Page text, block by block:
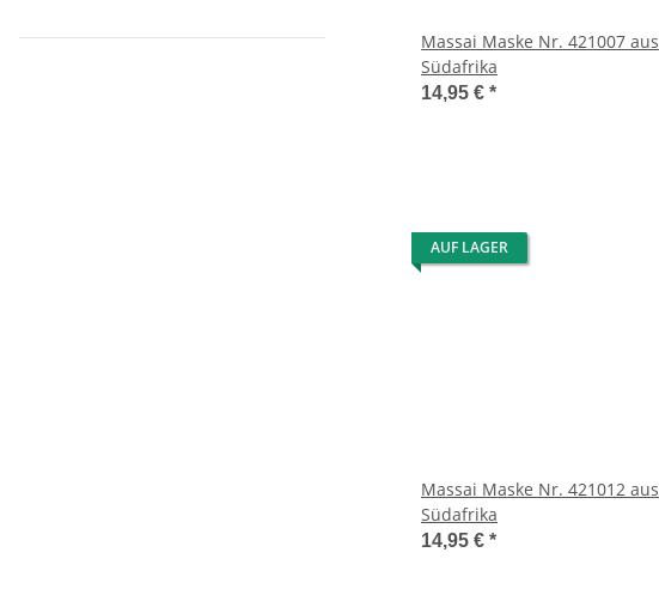
Massai Maske Nr. 421007 aus
Südafrika
14,95 € *
AUF LAGER
Massai Maske Nr. 421012 aus
Südafrika
14,95 € *